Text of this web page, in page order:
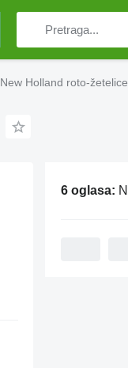
New Holland roto-žetelice
6 oglasa: